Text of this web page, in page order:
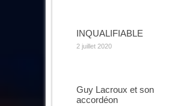
INQUALIFIABLE
2 juillet 2020
Guy Lacroux et son
accordéon